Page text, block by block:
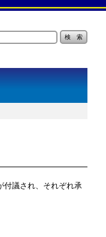
付議され、それぞれ承